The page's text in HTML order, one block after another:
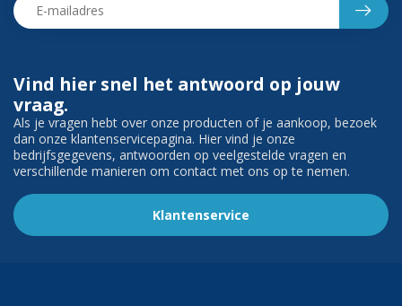
Vind hier snel het antwoord op jouw
vraag.
Als je vragen hebt over onze producten of je aankoop, bezoek
dan onze klantenservicepagina. Hier vind je onze
bedrijfsgegevens, antwoorden op veelgestelde vragen en
verschillende manieren om contact met ons op te nemen.
Klantenservice